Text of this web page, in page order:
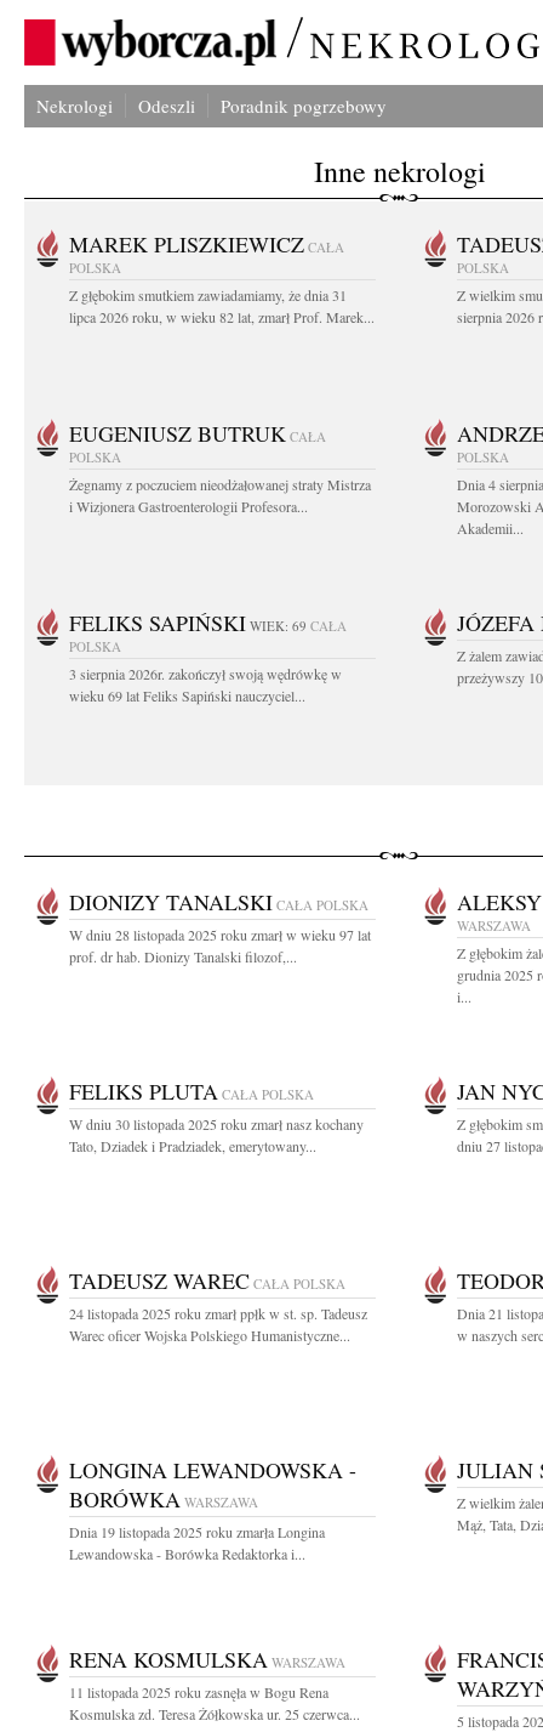
Nekrologi Odeszli Poradnik pogrzebowy
Inne nekrologi
MAREK PLISZKIEWICZ CAŁA
POLSKA
Z głębokim smutkiem zawiadamiamy, że dnia 31
lipca 2026 roku, w wieku 82 lat, zmarł Prof. Marek...
POLSKA
Z wielkim
sierpnia 2026
EUGENIUSZ BUTRUK CAŁA
POLSKA
Żegnamy z poczuciem nieodżałowanej straty Mistrza
i Wizjonera Gastroenterologii Profesora...
POLSKA
Dnia 4
Morozowski
Akademii...
FELIKS SAPIŃSKI WIEK: 69 CAŁA
POLSKA
3 sierpnia 2026r. zakończył swoją wędrówkę w
wieku 69 lat Feliks Sapiński nauczyciel...
Z żalem
przeżywszy
DIONIZY TANALSKI CAŁA POLSKA
W dniu 28 listopada 2025 roku zmarł w wieku 97 lat
prof. dr hab. Dionizy Tanalski filozof,...
WARSZAWA
Z głębokim
grudnia 2025
i...
FELIKS PLUTA CAŁA POLSKA
W dniu 30 listopada 2025 roku zmarł nasz kochany
Tato, Dziadek i Pradziadek, emerytowany...
JAN
Z głębokim
dniu 27
TADEUSZ WAREC CAŁA POLSKA
24 listopada 2025 roku zmarł ppłk w st. sp. Tadeusz
Warec oficer Wojska Polskiego Humanistyczne...
Dnia 21
w naszych
LONGINA LEWANDOWSKA -
BORÓWKA WARSZAWA
Dnia 19 listopada 2025 roku zmarła Longina
Lewandowska - Borówka Redaktorka i...
JULIAN
Z wielkim
Mąż, Tata,
RENA KOSMULSKA WARSZAWA
11 listopada 2025 roku zasnęła w Bogu Rena
Kosmulska zd. Teresa Żółkowska ur. 25 czerwca...
5 listopada